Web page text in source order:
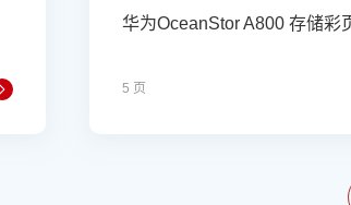
华为OceanStor A800 存储彩
5 页